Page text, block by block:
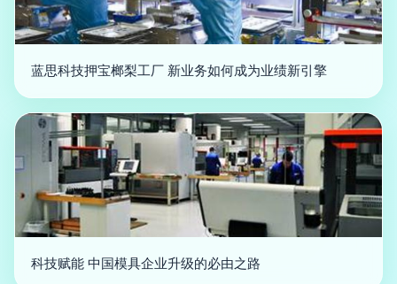
蓝思科技押宝榔梨工厂 新业务如何成为业绩新引擎
科技赋能 中国模具企业升级的必由之路